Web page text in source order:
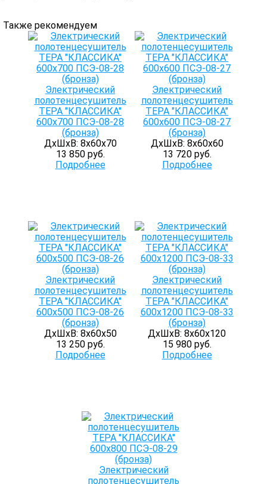
Также рекомендуем
Электрический
полотенцесушитель
ТЕРА "КЛАССИКА"
600х700 ПСЭ-08-28
(бронза)
ДхШхВ: 8х60х70
13 850 руб.
Подробнее
Электрический
полотенцесушитель
ТЕРА "КЛАССИКА"
600х600 ПСЭ-08-27
(бронза)
ДхШхВ: 8х60х60
13 720 руб.
Подробнее
Электрический
полотенцесушитель
ТЕРА "КЛАССИКА"
600х500 ПСЭ-08-26
(бронза)
ДхШхВ: 8х60х50
13 250 руб.
Подробнее
Электрический
полотенцесушитель
ТЕРА "КЛАССИКА"
600х1200 ПСЭ-08-33
(бронза)
ДхШхВ: 8х60х120
15 980 руб.
Подробнее
Электрический
полотенцесушитель